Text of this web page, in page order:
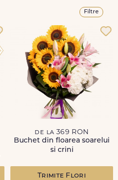
Filtre
de la 369 RON
Buchet din floarea soarelui
si crini
Trimite Flori